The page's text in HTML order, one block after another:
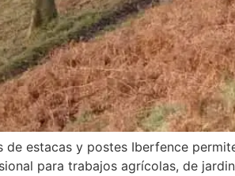
de estacas y postes Iberfence
para trabajos agrícolas, de